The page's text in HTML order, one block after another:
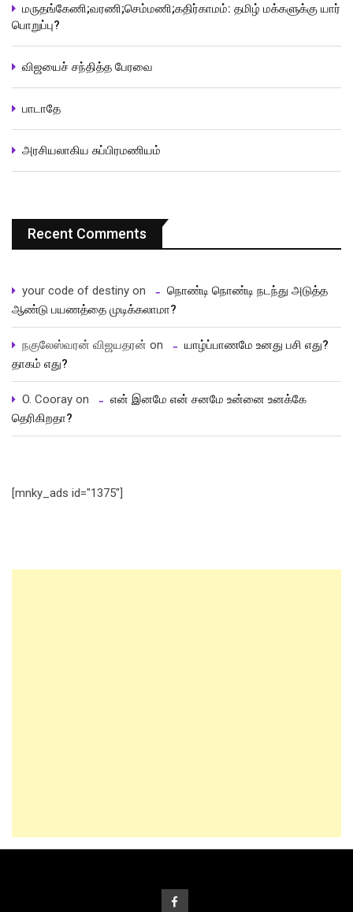
மருதங்கேணி;வரணி;செம்மணி;கதிர்காமம்: தமிழ் மக்களுக்கு யார்
பொறுப்பு?
விஜயைச் சந்தித்த பேரவை
பாடாதே
அரசியலாகிய சுப்பிரமணியம்
Recent Comments
your code of destiny on
நொண்டி நொண்டி நடந்து அடுத்த
ஆண்டு பயணத்தை முடிக்கலாமா?
நகுலேஸ்வரன் விஜயதரன் on
யாழ்ப்பாணமே உனது பசி எது?
தாகம் எது?
O. Cooray on
என் இனமே என் சனமே உன்னை உனக்கே
தெரிகிறதா?
[mnky_ads id="1375"]